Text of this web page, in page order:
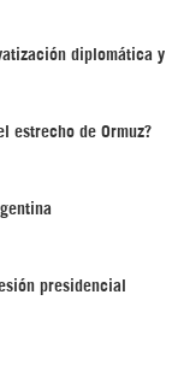
diplomática y
estrecho de Ormuz?
presidencial